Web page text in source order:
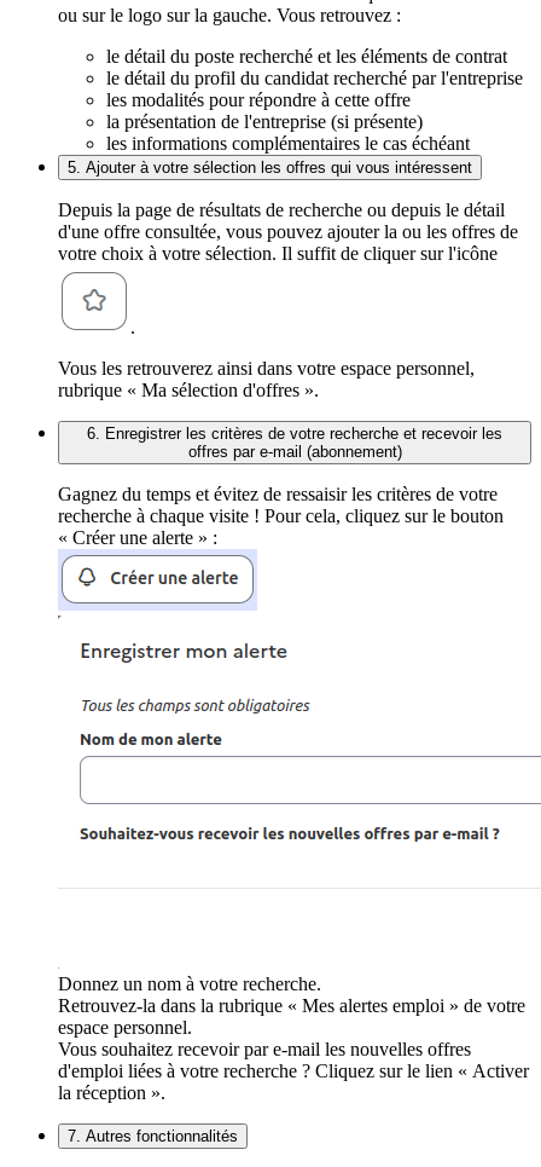
ou sur le logo sur la gauche. Vous retrouvez :
le détail du poste recherché et les éléments de contrat
le détail du profil du candidat recherché par l'entreprise
les modalités pour répondre à cette offre
la présentation de l'entreprise (si présente)
les informations complémentaires le cas échéant
5. Ajouter à votre sélection les offres qui vous intéressent
Depuis la page de résultats de recherche ou depuis le détail
d'une offre consultée, vous pouvez ajouter la ou les offres de
votre choix à votre sélection. Il suffit de cliquer sur l'icône
.
Vous les retrouverez ainsi dans votre espace personnel,
rubrique « Ma sélection d'offres ».
6. Enregistrer les critères de votre recherche et recevoir les
offres par e-mail (abonnement)
Gagnez du temps et évitez de ressaisir les critères de votre
recherche à chaque visite ! Pour cela, cliquez sur le bouton
« Créer une alerte » :
Donnez un nom à votre recherche.
Retrouvez-la dans la rubrique « Mes alertes emploi » de votre
espace personnel.
Vous souhaitez recevoir par e-mail les nouvelles offres
d'emploi liées à votre recherche ? Cliquez sur le lien « Activer
la réception ».
7. Autres fonctionnalités